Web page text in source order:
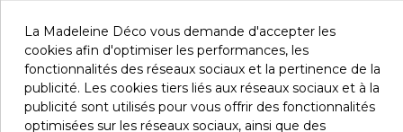
Détails du produit
La Madeleine Déco vous demande d'accepter les
cookies afin d'optimiser les performances, les
fonctionnalités des réseaux sociaux et la pertinence de la
publicité. Les cookies tiers liés aux réseaux sociaux et à la
publicité sont utilisés pour vous offrir des fonctionnalités
optimisées sur les réseaux sociaux, ainsi que des